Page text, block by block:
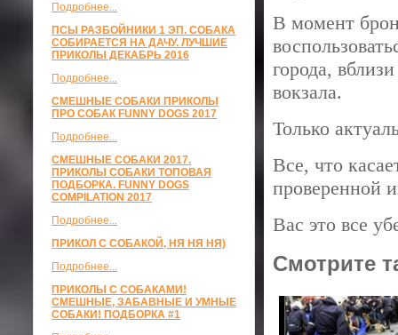
Подробнее...
ПСЫ РАЗБОЙНИКИ 1 ЭП. СОБАКА
СОБИРАЕТСЯ НА ДАЧУ. ЛУЧШИЕ
ПРИКОЛЫ ДЕКАБРЬ 2016
Подробнее...
СМЕШНЫЕ СОБАКИ ПРИКОЛЫ
ПРО СОБАК FUNNY DOGS 2017
Подробнее...
СМЕШНЫЕ СОБАКИ 2017.
ПРИКОЛЫ СОБАКИ ТОПОВАЯ
ПОДБОРКА. FUNNY DOGS
COMPILATION 2017
Подробнее...
ПРИКОЛ С СОБАКОЙ, НЯ НЯ НЯ)
Подробнее...
ПРИКОЛЫ С СОБАКАМИ!
СМЕШНЫЕ, ЗАБАВНЫЕ И УМНЫЕ
СОБАКИ! ПОДБОРКА #1
В момент
города,
вокзала.
Только
Все, что
проверенной
Вас это все
Смотрите